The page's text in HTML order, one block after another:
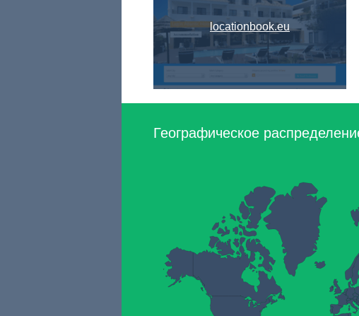
locationbook.eu
Географическое